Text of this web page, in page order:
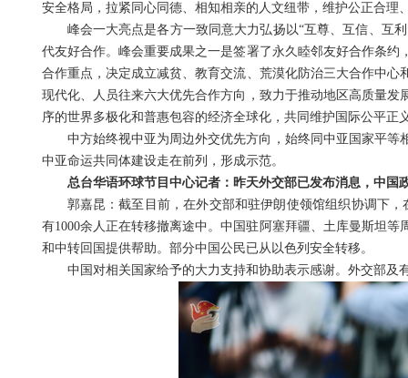
安全格局，拉紧同心同德、相知相亲的人文纽带，维护公正合理
峰会一大亮点是各方一致同意大力弘扬以“互尊、互信、互
代友好合作。峰会重要成果之一是签署了永久睦邻友好合作条
合作重点，决定成立减贫、教育交流、荒漠化防治三大合作中
现代化、人员往来六大优先合作方向，致力于推动地区高质量
序的世界多极化和普惠包容的经济全球化，共同维护国际公平正
中方始终视中亚为周边外交优先方向，始终同中亚国家平
中亚命运共同体建设走在前列，形成示范。
总台华语环球节目中心记者：昨天外交部已发布消息，中
郭嘉昆：截至目前，在外交部和驻伊朗使领馆组织协调下
有1000余人正在转移撤离途中。中国驻阿塞拜疆、土库曼斯坦
和中转回国提供帮助。部分中国公民已从以色列安全转移。
中国对相关国家给予的大力支持和协助表示感谢。外交部及